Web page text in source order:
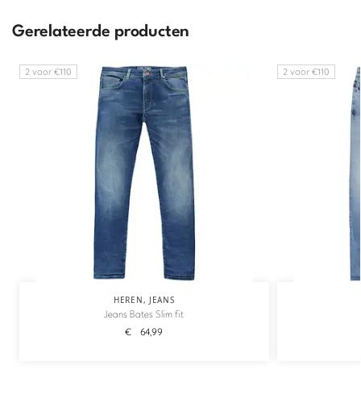
Gerelateerde producten
2 voor €110
HEREN, JEANS
Jeans Bates Slim fit
€ 64,99
2 voor €110